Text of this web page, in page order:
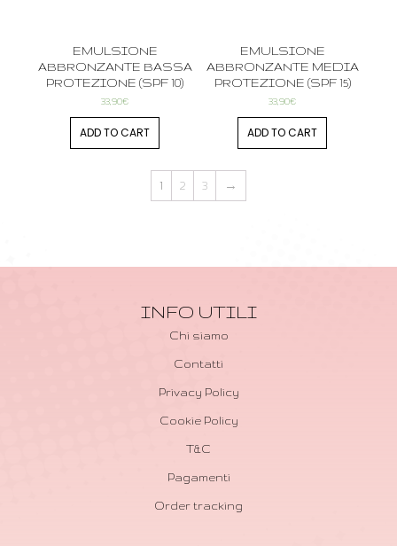
EMULSIONE
ABBRONZANTE BASSA
PROTEZIONE (SPF 10)
33,90€
ADD TO CART
EMULSIONE
ABBRONZANTE MEDIA
PROTEZIONE (SPF 15)
33,90€
ADD TO CART
1 2 3 →
INFO UTILI
Chi siamo
Contatti
Privacy Policy
Cookie Policy
T&C
Pagamenti
Order tracking